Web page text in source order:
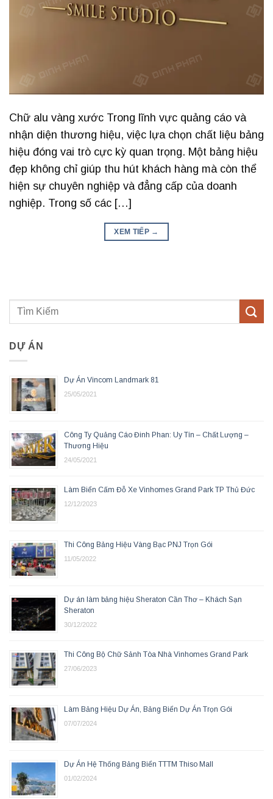
Chữ alu vàng xước Trong lĩnh vực quảng cáo và
nhận diện thương hiệu, việc lựa chọn chất liệu bảng
hiệu đóng vai trò cực kỳ quan trọng. Một bảng hiệu
đẹp không chỉ giúp thu hút khách hàng mà còn thể
hiện sự chuyên nghiệp và đẳng cấp của doanh
nghiệp. Trong số các […]
XEM TIẾP →
DỰ ÁN
Dự Án Vincom Landmark 81
25/05/2021
Công Ty Quảng Cáo Đinh Phan: Uy Tín – Chất Lượng –
Thương Hiệu
24/05/2021
Làm Biển Cấm Đỗ Xe Vinhomes Grand Park TP Thủ Đức
12/12/2023
Thi Công Bảng Hiệu Vàng Bạc PNJ Trọn Gói
11/05/2022
Dự án làm bảng hiệu Sheraton Cần Thơ – Khách Sạn
Sheraton
30/12/2022
Thi Công Bộ Chữ Sảnh Tòa Nhà Vinhomes Grand Park
27/06/2023
Làm Bảng Hiệu Dự Án, Bảng Biển Dự Án Trọn Gói
07/07/2024
Dự Án Hệ Thống Bảng Biển TTTM Thiso Mall
01/02/2024